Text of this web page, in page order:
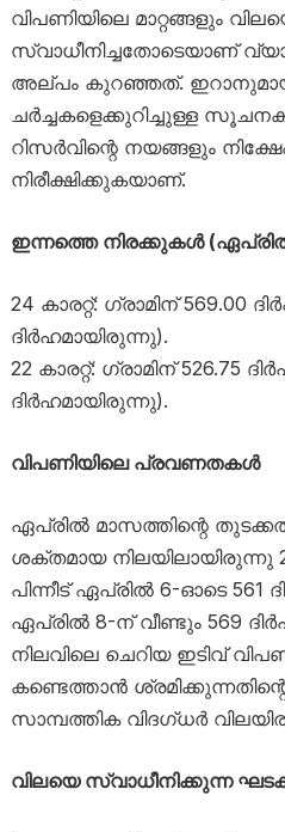
വിപണിയിലെ മാറ്റങ്ങളും
സ്വാധീനിച്ചതോടെയാണ്
അല്പം കുറഞ്ഞത്.
ചർച്ചകളെക്കുറിച്ചുള്ള
റിസർവിന്റെ നയങ്ങളും
നിരീക്ഷിക്കുകയാണ്.
ഇന്നത്തെ നിരക്കുകൾ
24 കാരറ്റ്: ഗ്രാമിന് 569.00
ദിർഹമായിരുന്നു).
22 കാരറ്റ്: ഗ്രാമിന് 526.75
ദിർഹമായിരുന്നു).
വിപണിയിലെ പ്രവണതകൾ
ഏപ്രിൽ മാസത്തിന്റെ
ശക്തമായ നിലയിലായിരുന്നു
പിന്നീട് ഏപ്രിൽ 6-ഓടെ 561
ഏപ്രിൽ 8-ന് വീണ്ടും 569
നിലവിലെ ചെറിയ ഇടിവ്
കണ്ടെത്താൻ
സാമ്പത്തിക വിദഗ്ധർ
വിലയെ സ്വാധീനിക്കുന്ന